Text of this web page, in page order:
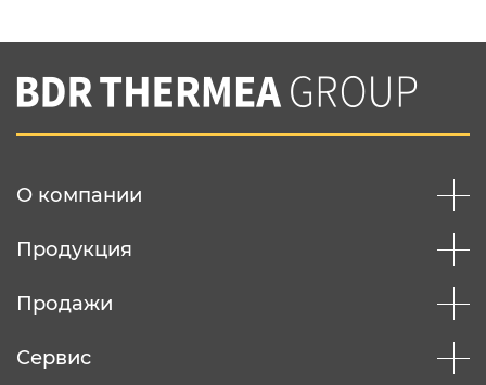
Вы соглашаетесь с нашей политикой
конфеденциальности
О компании
Продукция
Продажи
Сервис